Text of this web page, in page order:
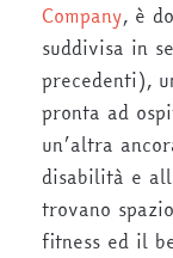
Company, è
suddivisa in
precedenti),
pronta ad
un’altra
disabilità e
trovano
fitness ed il